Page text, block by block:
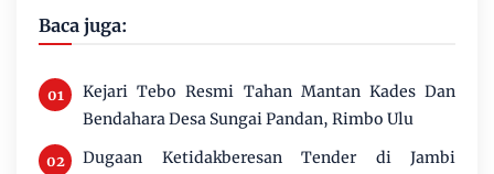
Baca juga:
Kejari Tebo Resmi Tahan Mantan Kades Dan
Bendahara Desa Sungai Pandan, Rimbo Ulu
Dugaan Ketidakberesan Tender di Jambi